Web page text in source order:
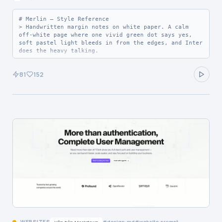
| Fog | `#cdcccc` | `--color-fog` | Light placeholder
text, decorative dividers on dark surfaces |
# Merlin — Style Reference
> Handwritten margin notes on white paper. A calm
off-white page where one vivid green dot says yes,
soft pastel light bleeds in from the edges, and Inter
does the heavy talking.
and confident at display sizes but quiet at body
sizes — Inter carries the entire voice in one family,
letting weight and tracking do all the work. The
system feels hand-touched: handwritten green
annotations in a script style sit beside machine-
hairlines replace heavy elevation, pills replace
81 152